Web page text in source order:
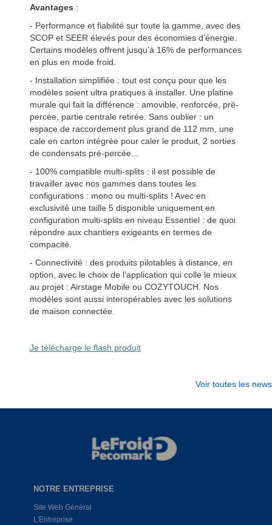
Avantages :
- Performance et fiabilité sur toute la gamme, avec des
SCOP et SEER élevés pour des économies d’énergie.
Certains modèles offrent jusqu’à 16% de performances
en plus en mode froid.
- Installation simplifiée : tout est conçu pour que les
modèles soient ultra pratiques à installer. Une platine
murale qui fait la différence : amovible, renforcée, pré-
percée, partie centrale retirée. Sans oublier : un
espace de raccordement plus grand de 112 mm, une
cale en carton intégrée pour caler le produit, 2 sorties
de condensats pré-percée...
- 100% compatible multi-splits : il est possible de
travailler avec nos gammes dans toutes les
configurations : mono ou multi-splits ! Avec en
exclusivité une taille 5 disponible uniquement en
configuration multi-splits en niveau Essentiel : de quoi
répondre aux chantiers exigeants en termes de
compacité.
- Connectivité : des produits pilotables à distance, en
option, avec le choix de l’application qui colle le mieux
au projet : Airstage Mobile ou COZYTOUCH. Nos
modèles sont aussi interopérables avec les solutions
de maison connectée.
Je télécharge le flash produit
Voir toutes les news
NOTRE ENTREPRISE
Site Web Général
L'Entreprise